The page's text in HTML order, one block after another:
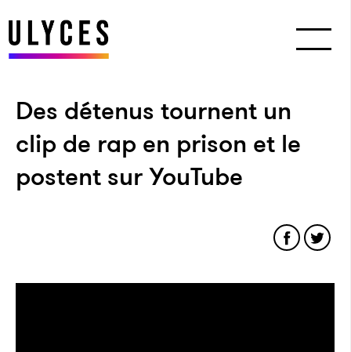
Des détenus tournent un
clip de rap en prison et le
postent sur YouTube